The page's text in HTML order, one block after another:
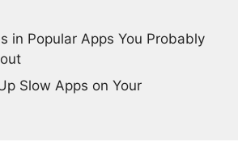
in Popular Apps You Probably
Slow Apps on Your